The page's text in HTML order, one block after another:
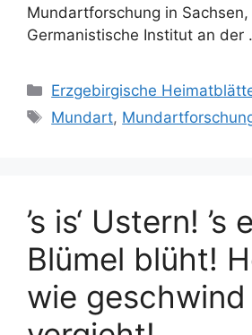
Mundartforschung in
Germanistische Institut an der
Kategorien
Erzgebirgische
Schlagwörter
Mundart,
’s is‘ Ustern! ’s
Blümel blüht!
wie